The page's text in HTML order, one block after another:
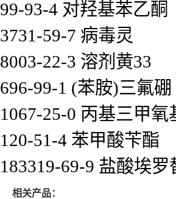
99-93-4 对羟基苯乙酮
3731-59-7 病毒灵
8003-22-3 溶剂黄33
696-99-1 (苯胺)三氟硼
1067-25-0 丙基三甲氧
120-51-4 苯甲酸苄酯
183319-69-9 盐酸埃罗
相关产品：